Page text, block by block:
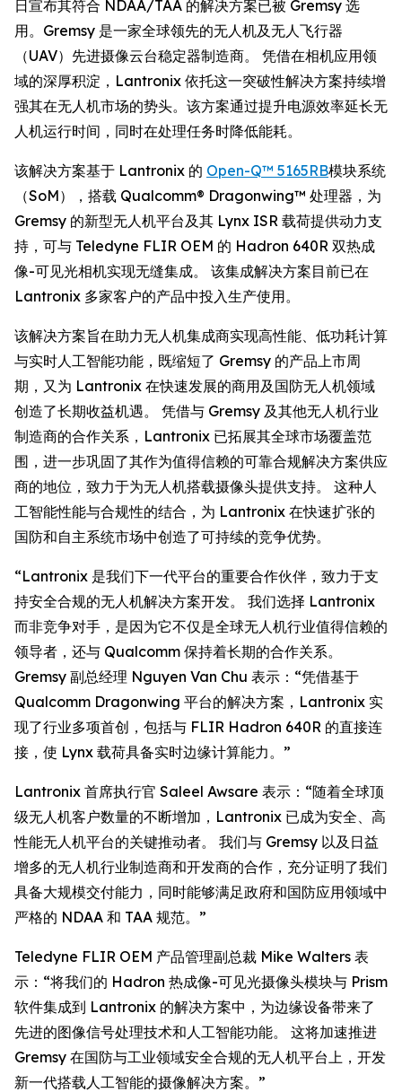
日宣布其符合 NDAA/TAA 的解决方案已被 Gremsy 选
用。Gremsy 是一家全球领先的无人机及无人飞行器
（UAV）先进摄像云台稳定器制造商。 凭借在相机应用领
域的深厚积淀，Lantronix 依托这一突破性解决方案持续增
强其在无人机市场的势头。该方案通过提升电源效率延长无
人机运行时间，同时在处理任务时降低能耗。
该解决方案基于 Lantronix 的 Open-Q™ 5165RB模块系统
（SoM），搭载 Qualcomm® Dragonwing™ 处理器，为
Gremsy 的新型无人机平台及其 Lynx ISR 载荷提供动力支
持，可与 Teledyne FLIR OEM 的 Hadron 640R 双热成
像-可见光相机实现无缝集成。 该集成解决方案目前已在
Lantronix 多家客户的产品中投入生产使用。
该解决方案旨在助力无人机集成商实现高性能、低功耗计算
与实时人工智能功能，既缩短了 Gremsy 的产品上市周
期，又为 Lantronix 在快速发展的商用及国防无人机领域
创造了长期收益机遇。 凭借与 Gremsy 及其他无人机行业
制造商的合作关系，Lantronix 已拓展其全球市场覆盖范
围，进一步巩固了其作为值得信赖的可靠合规解决方案供应
商的地位，致力于为无人机搭载摄像头提供支持。 这种人
工智能性能与合规性的结合，为 Lantronix 在快速扩张的
国防和自主系统市场中创造了可持续的竞争优势。
“Lantronix 是我们下一代平台的重要合作伙伴，致力于支
持安全合规的无人机解决方案开发。 我们选择 Lantronix
而非竞争对手，是因为它不仅是全球无人机行业值得信赖的
领导者，还与 Qualcomm 保持着长期的合作关系。
Gremsy 副总经理 Nguyen Van Chu 表示：“凭借基于
Qualcomm Dragonwing 平台的解决方案，Lantronix 实
现了行业多项首创，包括与 FLIR Hadron 640R 的直接连
接，使 Lynx 载荷具备实时边缘计算能力。”
Lantronix 首席执行官 Saleel Awsare 表示：“随着全球顶
级无人机客户数量的不断增加，Lantronix 已成为安全、高
性能无人机平台的关键推动者。 我们与 Gremsy 以及日益
增多的无人机行业制造商和开发商的合作，充分证明了我们
具备大规模交付能力，同时能够满足政府和国防应用领域中
严格的 NDAA 和 TAA 规范。”
Teledyne FLIR OEM 产品管理副总裁 Mike Walters 表
示：“将我们的 Hadron 热成像-可见光摄像头模块与 Prism
软件集成到 Lantronix 的解决方案中，为边缘设备带来了
先进的图像信号处理技术和人工智能功能。 这将加速推进
Gremsy 在国防与工业领域安全合规的无人机平台上，开发
新一代搭载人工智能的摄像解决方案。”